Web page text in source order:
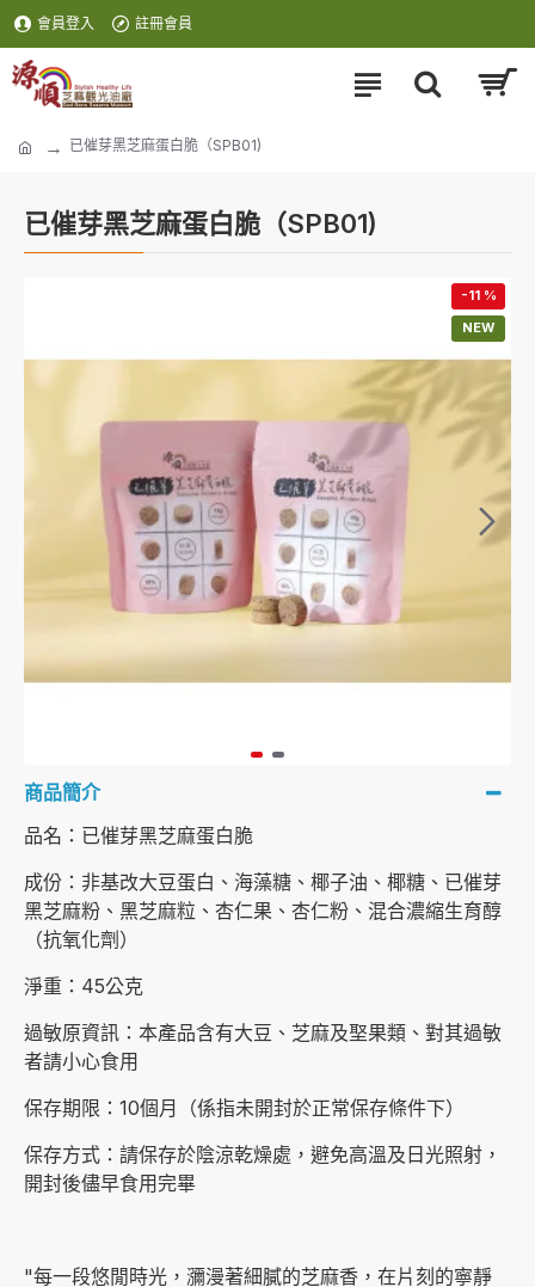
會員登入 註冊會員
已催芽黑芝麻蛋白脆（SPB01)
已催芽黑芝麻蛋白脆（SPB01)
NEW
-11 %
商品簡介
品名：已催芽黑芝麻蛋白脆
成份：非基改大豆蛋白、海藻糖、椰子油、椰糖、已催芽
黑芝麻粉、黑芝麻粒、杏仁果、杏仁粉、混合濃縮生育醇
（抗氧化劑）
淨重：45公克
過敏原資訊：本產品含有大豆、芝麻及埾果類、對其過敏
者請小心食用
保存期限：10個月（係指未開封於正常保存條件下）
保存方式：請保存於陰涼乾燥處，避免高溫及日光照射，
開封後儘早食用完畢
"每一段悠閒時光，瀰漫著細膩的芝麻香，在片刻的寧靜